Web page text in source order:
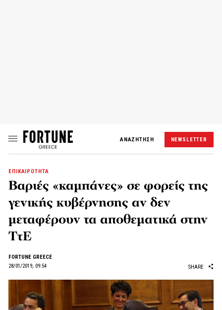
ΑΝΑΖΗΤΗΣΗ NEWSLETTER
ΕΠΙΚΑΙΡΟΤΗΤΑ
Βαριές «καμπάνες» σε φορείς της
γενικής κυβέρνησης αν δεν
μεταφέρουν τα αποθεματικά στην
ΤτΕ
FORTUNE GREECE
28/01/2019, 09:54
SHARE